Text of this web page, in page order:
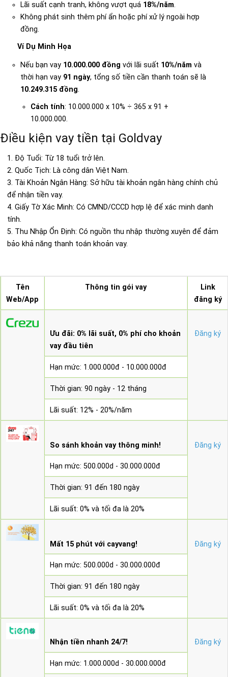
Lãi suất cạnh tranh, không vượt quá 18%/năm
Không phát sinh thêm phí ẩn hoặc phí xử lý ngoài hợp
đồng.
Ví Dụ Minh Họa
Nếu bạn vay 10.000.000 đồng với lãi suất 10%/năm và
thời hạn vay 91 ngày, tổng số tiền cần thanh toán sẽ là
10.249.315 đồng
Cách tính: 10.000.000 x 10% ÷ 365 x 91 +
10.000.000.
Điều kiện vay tiền tại Goldvay
1. Độ Tuổi: Từ 18 tuổi trở lên.
2. Quốc Tịch: Là công dân Việt Nam.
3. Tài Khoản Ngân Hàng: Sở hữu tài khoản ngân hàng chính chủ
để nhận tiền vay.
4. Giấy Tờ Xác Minh: Có CMND/CCCD hợp lệ để xác minh danh
tính.
5. Thu Nhập Ổn Định: Có nguồn thu nhập thường xuyên để đảm
bảo khả năng thanh toán khoản vay.
Tên
Web/App
Thông tin gói vay
Link
đăng ký
Ưu đãi: 0% lãi suất, 0% phí cho khoản
vay đầu tiên
Đăng ký
Hạn mức: 1.000.000đ - 10.000.000đ
Thời gian: 90 ngày - 12 tháng
Lãi suất: 12% - 20%/năm
So sánh khoản vay thông minh! Đăng ký
Hạn mức: 500.000d - 30.000.000đ
Thời gian: 91 đến 180 ngày
Lãi suất: 0% và tối đa là 20%
Mất 15 phút với cayvang! Đăng ký
Hạn mức: 500.000d - 30.000.000đ
Thời gian: 91 đến 180 ngày
Lãi suất: 0% và tối đa là 20%
Nhận tiền nhanh 24/7! Đăng ký
Hạn mức: 1.000.000d - 30.000.000đ